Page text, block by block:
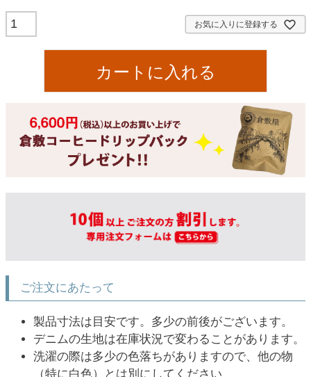
お気に入りに登録する
カートに入れる
ご注文にあたって
製品寸法は目安です。多少の前後がございます。
デニムの生地は在庫状況で変わることがあります。
洗濯の際は多少の色落ちがありますので、他の物
（特に白色）とは別にしてください